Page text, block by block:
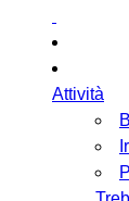
Attività